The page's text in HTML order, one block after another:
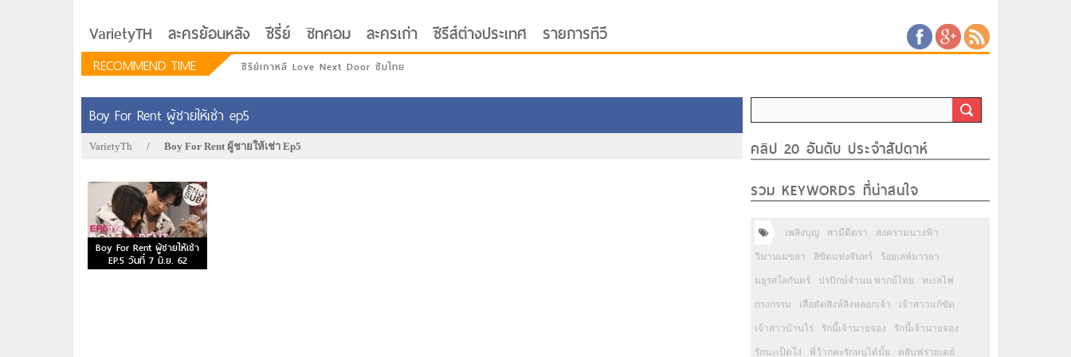
VarietyTH ละครย้อนหลัง ซีรี่ย์ ซิทคอม ละครเก่า ซีรีส์ต่างประเทศ รายการทีวี
RECOMMEND TIME ซีรีย์เกาหลี Love Next Door ซับไทย
Boy For Rent ผู้ชายให้เช่า ep5
VarietyTh / Boy For Rent ผู้ชายให้เช่า Ep5
Boy For Rent ผู้ชายให้เช่า
EP.5 วันที่ 7 มิ.ย. 62
คลิป 20 อันดับ ประจำสัปดาห์
รวม KEYWORDS ที่น่าสนใจ
เพลิงบุญ สามีตีตรา สงครามนางฟ้า
วิมานเมขลา ลิขิตแห่งจันทร์ ร้อยเล่ห์มารยา
มธุรสโลกันตร์ ปรปักษ์จำนน พากย์ไทย ทะเลไฟ
กรงกรรม เสือตัดสิงห์ลิงหลอกเจ้า เจ้าสาวแก้ขัด
เจ้าสาวบ้านไร่ รักนี้เจ้านายจอง รักนี้เจ้านายจอง
รักนะเป็ดโง่ พี่ว้ากคะรักหนูได้มั้ย คลับฟรายเดย์